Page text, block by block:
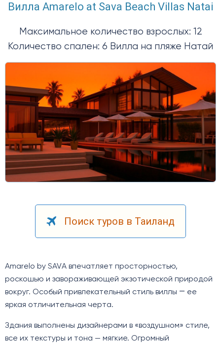
Вилла Amarelo at Sava Beach Villas Natai
Максимальное количество взрослых: 12
Количество спален: 6 Вилла на пляже Натай
Поиск туров в Таиланд
Amarelo by SAVА впечатляет просторностью,
роскошью и завораживающей экзотической природой
вокруг. Особый привлекательный стиль виллы ― ее
яркая отличительная черта.
Здания выполнены дизайнерами в «воздушном» стиле,
все их текстуры и тона — мягкие. Огромный